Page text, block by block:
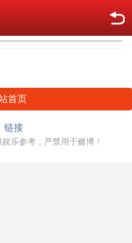
首页
链接
乐参考，严禁用于赌博！